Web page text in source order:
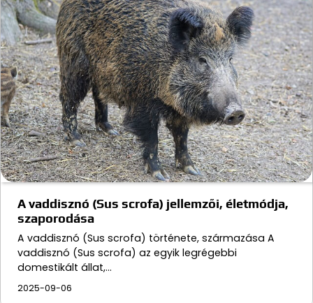
A vaddisznó (Sus scrofa) jellemzői, életmódja,
szaporodása
A vaddisznó (Sus scrofa) története, származása A
vaddisznó (Sus scrofa) az egyik legrégebbi
domestikált állat,…
2025-09-06